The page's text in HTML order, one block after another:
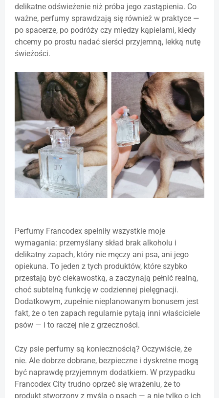
delikatne odświeżenie niż próba jego zastąpienia. Co
ważne, perfumy sprawdzają się również w praktyce —
po spacerze, po podróży czy między kąpielami, kiedy
chcemy po prostu nadać sierści przyjemną, lekką nutę
świeżości.
Perfumy Francodex spełniły wszystkie moje
wymagania: przemyślany skład brak alkoholu i
delikatny zapach, który nie męczy ani psa, ani jego
opiekuna. To jeden z tych produktów, które szybko
przestają być ciekawostką, a zaczynają pełnić realną,
choć subtelną funkcję w codziennej pielęgnacji.
Dodatkowym, zupełnie nieplanowanym bonusem jest
fakt, że o ten zapach regularnie pytają inni właściciele
psów — i to raczej nie z grzeczności.
Czy psie perfumy są koniecznością? Oczywiście, że
nie. Ale dobrze dobrane, bezpieczne i dyskretne mogą
być naprawdę przyjemnym dodatkiem. W przypadku
Francodex City trudno oprzeć się wrażeniu, że to
produkt stworzony z myślą o psach — a nie tylko o ich